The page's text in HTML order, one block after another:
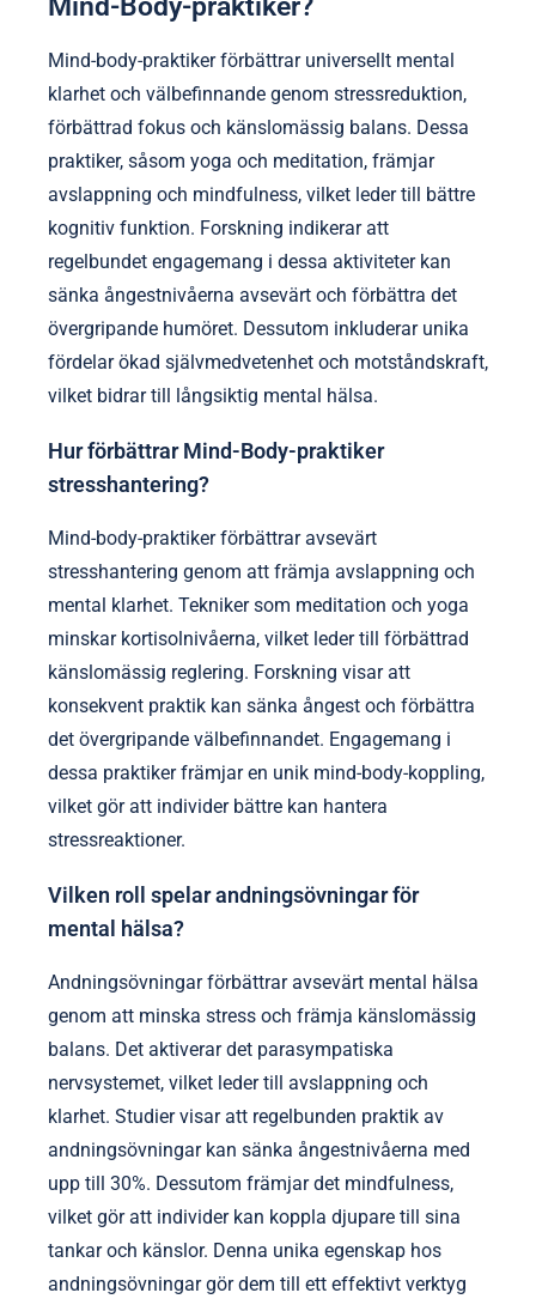
Mind-body-praktiker förbättrar universellt mental
klarhet och välbefinnande genom stressreduktion,
förbättrad fokus och känslomässig balans. Dessa
praktiker, såsom yoga och meditation, främjar
avslappning och mindfulness, vilket leder till bättre
kognitiv funktion. Forskning indikerar att
regelbundet engagemang i dessa aktiviteter kan
sänka ångestnivåerna avsevärt och förbättra det
övergripande humöret. Dessutom inkluderar unika
fördelar ökad självmedvetenhet och motståndskraft,
vilket bidrar till långsiktig mental hälsa.
Hur förbättrar Mind-Body-praktiker
stresshantering?
Mind-body-praktiker förbättrar avsevärt
stresshantering genom att främja avslappning och
mental klarhet. Tekniker som meditation och yoga
minskar kortisolnivåerna, vilket leder till förbättrad
känslomässig reglering. Forskning visar att
konsekvent praktik kan sänka ångest och förbättra
det övergripande välbefinnandet. Engagemang i
dessa praktiker främjar en unik mind-body-koppling,
vilket gör att individer bättre kan hantera
stressreaktioner.
Vilken roll spelar andningsövningar för
mental hälsa?
Andningsövningar förbättrar avsevärt mental hälsa
genom att minska stress och främja känslomässig
balans. Det aktiverar det parasympatiska
nervsystemet, vilket leder till avslappning och
klarhet. Studier visar att regelbunden praktik av
andningsövningar kan sänka ångestnivåerna med
upp till 30%. Dessutom främjar det mindfulness,
vilket gör att individer kan koppla djupare till sina
tankar och känslor. Denna unika egenskap hos
andningsövningar gör dem till ett effektivt verktyg